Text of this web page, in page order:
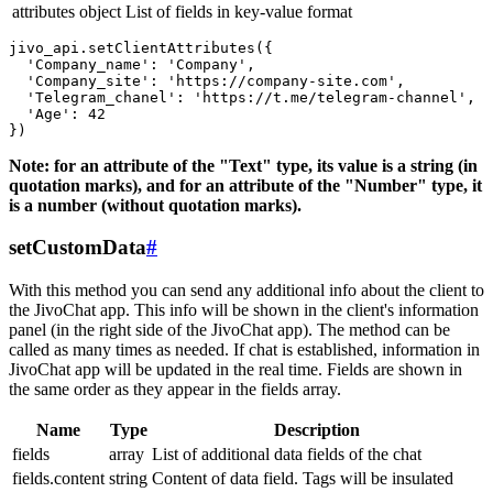
attributes object List of fields in key-value format
jivo_api.setClientAttributes({
  'Company_name': 'Company',
  'Company_site': 'https://company-site.com',
  'Telegram_chanel': 'https://t.me/telegram-channel',
  'Age': 42
Note: for an attribute of the "Text" type, its value is a string (in
quotation marks), and for an attribute of the "Number" type, it
is a number (without quotation marks).
setCustomData#
With this method you can send any additional info about the client to
the JivoChat app. This info will be shown in the client's information
panel (in the right side of the JivoChat app). The method can be
called as many times as needed. If chat is established, information in
JivoChat app will be updated in the real time. Fields are shown in
the same order as they appear in the fields array.
Name Type
Description
fields
array List of additional data fields of the chat
fields.content string Content of data field. Tags will be insulated